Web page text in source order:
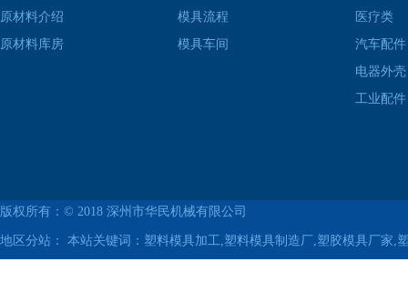
原材料介绍
原材料库房
模具流程
模具车间
医疗类
汽车配件
电器外壳
工业配件
版权所有：© 2018 深州市华民机械有限公司
地区分站： 本站关键词：塑料模具加工,塑料模具制造厂,塑胶模具厂家,